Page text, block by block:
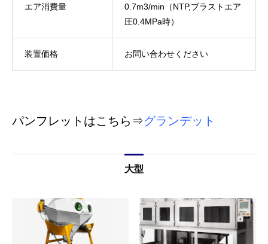
エア消費量 0.7m3/min（NTP,ブラストエア
圧0.4MPa時）
装置価格 お問い合わせください
パンフレットはこちら⇒グランデット
大型